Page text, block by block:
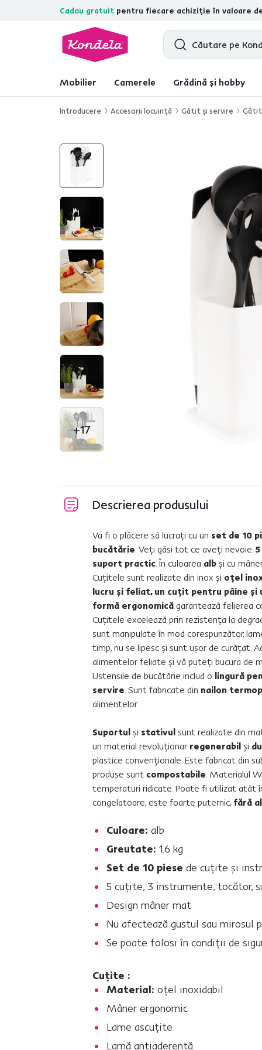
Cadou gratuit pentru fiecare achiziție în valoare
4,7 31.333 recenzii de produs
Mobilier Camerele Grădină și hobby
Introducere Accesorii locuinţă Gătit şi servire Gătit
+17
Descrierea produsului
Va fi o plăcere să lucraţi cu un set de 10
bucătărie. Veţi găsi tot ce aveţi nevoie.
suport practic. În culoarea alb şi cu
Cuţitele sunt realizate din inox şi oţel
lucru şi feliat, un cuţit pentru pâine
formă ergonomică garantează felierea
Cuţitele excelează prin rezistenţa la
sunt manipulate în mod corespunzător,
timp, nu se lipesc şi sunt uşor de curăţat.
alimentelor feliate şi vă puteţi bucura de
Ustensile de bucătărie includ o lingură
servire. Sunt fabricate din nailon
alimentelor.
Suportul şi stativul sunt realizate din
un material revoluţionar regenerabil şi
plastice convenţionale. Este fabricat din
produse sunt compostabile. Materialul
temperaturi ridicate. Poate fi utilizat atât
congelatoare, este foarte puternic, fără
Culoare: alb
Greutate: 1.6 kg
Set de 10 piese de cuţite şi
5 cuţite, 3 instrumente, tocător,
Design mâner mat
Nu afectează gustul sau mirosul
Se poate folosi în condiţii de
Cuţite :
Material: oţel inoxidabil
Mâner ergonomic
Lame ascuţite
Lamă antiaderentă